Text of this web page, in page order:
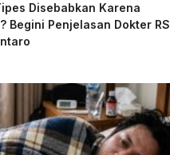
Disebabkan Karena
Begini Penjelasan Dokter RS